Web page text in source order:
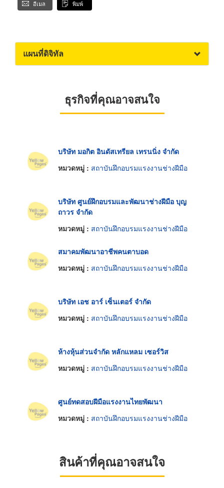
อีเมล พิมพ์
แผนที่ดิจิทัล
ธุรกิจที่คุณอาจสนใจ
บริษัท มอกิต อินดัสเทรียล เทรนนิ่ง จำกัด
หมวดหมู่ : สถาบันฝึกอบรมแรงงานช่างฝีมือ
บริษัท ศูนย์ฝึกอบรมและพัฒนาช่างฝีมือ บุญ
ถาวร จำกัด
หมวดหมู่ : สถาบันฝึกอบรมแรงงานช่างฝีมือ
สมาคมพัฒนาอาชีพคนตาบอด
หมวดหมู่ : สถาบันฝึกอบรมแรงงานช่างฝีมือ
บริษัท เอช อาร์ เซ็นเตอร์ จำกัด
หมวดหมู่ : สถาบันฝึกอบรมแรงงานช่างฝีมือ
ห้างหุ้นส่วนจำกัด หลักแหลม เซอร์วิส
หมวดหมู่ : สถาบันฝึกอบรมแรงงานช่างฝีมือ
ศูนย์ทดสอบฝีมือแรงงานไทยพัฒนา
หมวดหมู่ : สถาบันฝึกอบรมแรงงานช่างฝีมือ
สินค้าที่คุณอาจสนใจ